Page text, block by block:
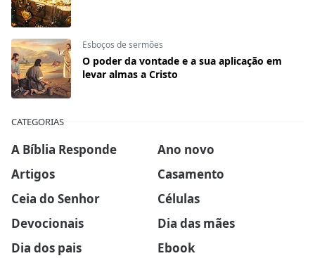
Esboços de sermões
O poder da vontade e a sua aplicação em
levar almas a Cristo
CATEGORIAS
A Bíblia Responde
Ano novo
Artigos
Casamento
Ceia do Senhor
Células
Devocionais
Dia das mães
Dia dos pais
Ebook